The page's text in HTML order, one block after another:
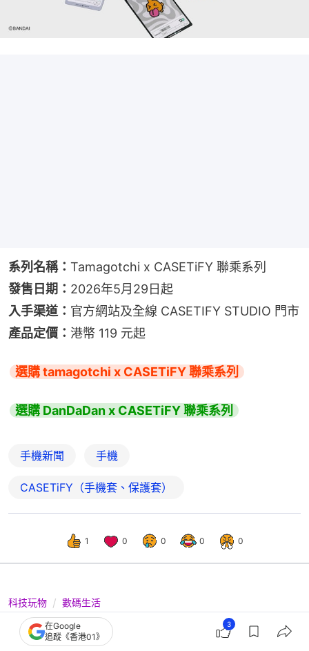
系列名稱： Tamagotchi x CASETiFY 聯乘系列
發售日期： 2026年5月29日起
入手渠道： 官方網站及全線 CASETIFY STUDIO 門市
產品定價： 港幣 119 元起
選購 tamagotchi x CASETiFY 聯乘系列
選購 DanDaDan x CASETiFY 聯乘系列
手機新聞 手機
CASETiFY（手機套、保護套）
1 0 0 0 0
科技玩物 數碼生活
膽大黨CASETiFY高速婆婆配件系列｜
在Google
追蹤《香港01》
3